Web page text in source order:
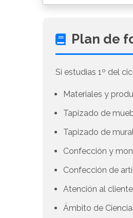
Plan de
Si estudias 1º del
Materiales y
Tapizado de
Tapizado de
Confección y
Confección de
Atención al
Ámbito de